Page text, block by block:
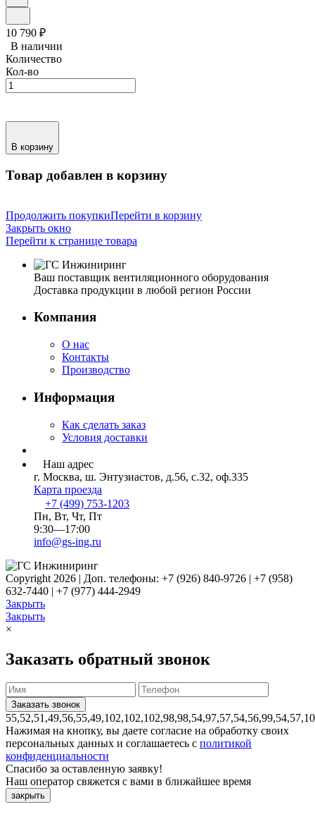
10 790 ₽
В наличии
Количество
Кол-во
В корзину
Товар добавлен в корзину
Продолжить покупкиПерейти в корзину
Закрыть окно
Перейти к странице товара
Ваш поставщик вентиляционного оборудования
Доставка продукции в любой регион России
Компания
О нас
Контакты
Производство
Информация
Как сделать заказ
Условия доставки
Наш адрес
г. Москва, ш. Энтузиастов, д.56, с.32, оф.335
Карта проезда
+7 (499) 753-1203
Пн, Вт, Чт, Пт
9:30—17:00
info@gs-ing.ru
Copyright 2026 | Доп. телефоны: +7 (926) 840-9726 | +7 (958)
632-7440 | +7 (977) 444-2949
Закрыть
Закрыть
×
Заказать обратный звонок
Нажимая на кнопку, вы даете согласие на обработку своих
персональных данных и соглашаетесь с политикой
конфиденциальности
Спасибо за оставленную заявку!
Наш оператор свяжется с вами в ближайшее время
закрыть